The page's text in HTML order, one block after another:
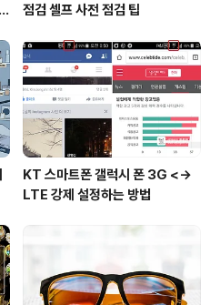
점검 셀프 사전 점검 팁
KT 스마트폰 갤럭시 폰 3G <->
LTE 강제 설정하는 방법